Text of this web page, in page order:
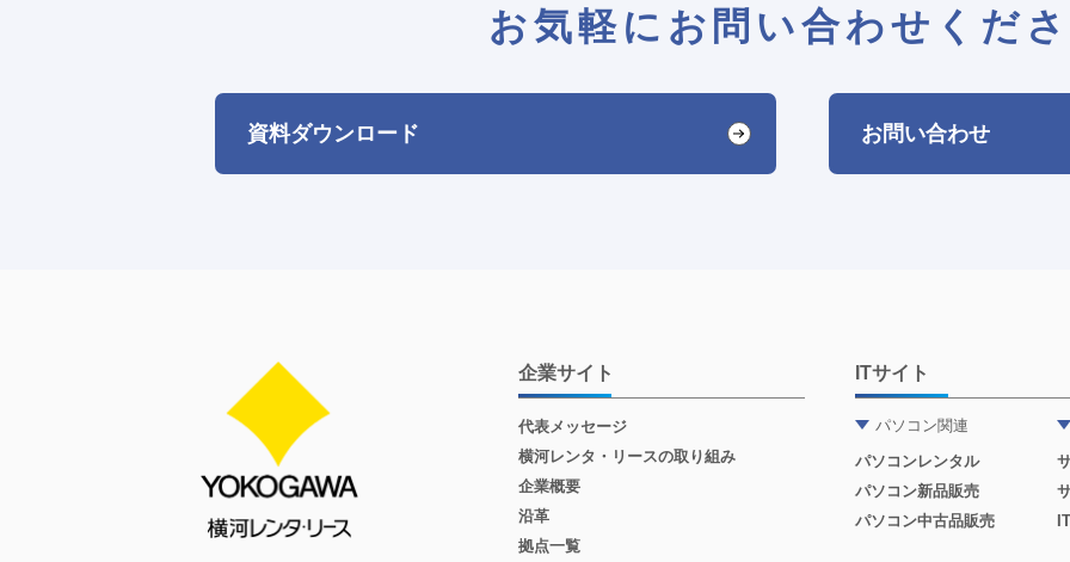
お気軽にお問い合わせくだ
資料ダウンロード お問い合わせ
企業サイト
代表メッセージ
横河レンタ・リースの取り組み
企業概要
沿革
拠点一覧
ITサイト
パソコン関連
パソコンレンタル
パソコン新品販売
パソコン中古品販売